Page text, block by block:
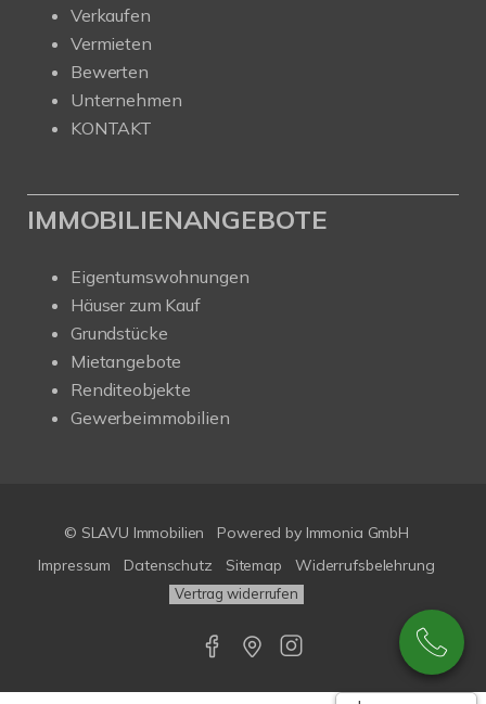
Verkaufen
Vermieten
Bewerten
Unternehmen
KONTAKT
IMMOBILIENANGEBOTE
Eigentumswohnungen
Häuser zum Kauf
Grundstücke
Mietangebote
Renditeobjekte
Gewerbeimmobilien
© SLAVU Immobilien
Powered by Immonia GmbH
Impressum
Datenschutz Sitemap Widerrufsbelehrung
Vertrag widerrufen